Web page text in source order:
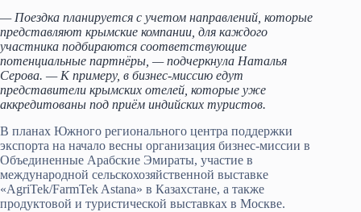
— Поездка планируется с учетом направлений, которые
представляют крымские компании, для каждого
участника подбираются соответствующие
потенциальные партнёры, — подчеркнула Наталья
Серова. — К примеру, в бизнес-миссию едут
представители крымских отелей, которые уже
аккредитованы под приём индийских туристов.
В планах Южного регионального центра поддержки
экспорта на начало весны организация бизнес-миссии в
Объединенные Арабские Эмираты, участие в
международной сельскохозяйственной выставке
«AgriTek/FarmTek Astana» в Казахстане, а также
продуктовой и туристической выставках в Москве.